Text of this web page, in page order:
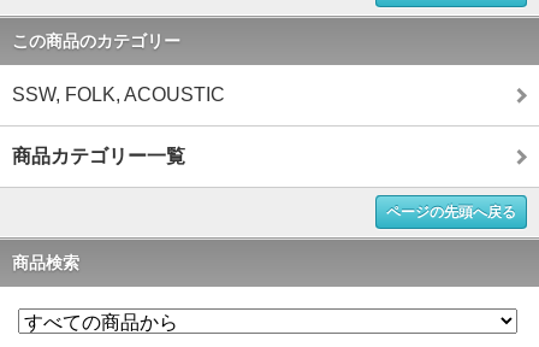
この商品のカテゴリー
SSW, FOLK, ACOUSTIC
商品カテゴリー一覧
ページの先頭へ戻る
商品検索